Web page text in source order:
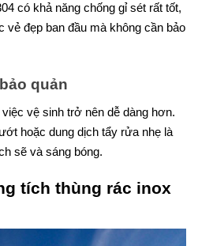
có khả năng chống gỉ sét rất tốt,
vẻ đẹp ban đầu mà không cần bảo
quản
vệ sinh trở nên dễ dàng hơn.
hoặc dung dịch tẩy rửa nhẹ là
sẽ và sáng bóng.
tích thùng rác inox